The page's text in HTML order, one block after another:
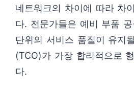
네트워크의 차이에 따라 차
다. 전문가들은 예비 부품
단위의 서비스 품질이 유지
(TCO)가 가장 합리적으로
다.